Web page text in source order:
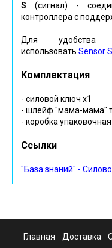
S (сигнал) -
контроллера с
Для удобства
использовать Sensor
Комплектация
- силовой ключ х1
- шлейф "мама-мама"
- коробка упаковочная
Ссылки
"База знаний" -
Главная Доставка